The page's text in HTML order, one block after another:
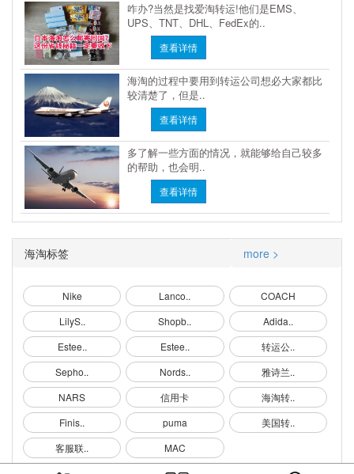
咋办?当然是找爱淘转运!他们是EMS、
UPS、TNT、DHL、FedEx的..
查看详情
海淘的过程中要用到转运公司想必大家都比
较清楚了，但是..
查看详情
多了解一些方面的情况，就能够给自己较多
的帮助，也会明..
查看详情
海淘标签 more >
Nike Lanco..
COACH
LilyS..
Shopb..
Adida..
Estee..
Estee..
转运公..
Sepho..
Nords..
雅诗兰..
NARS
信用卡
海淘转..
Finis..
puma
美国转..
客服联..
MAC